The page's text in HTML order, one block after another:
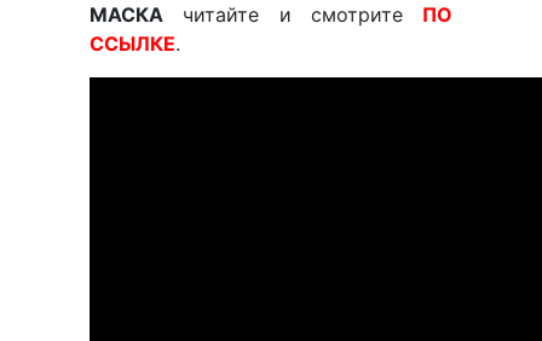
МАСКА читайте и смотрите ПО
ССЫЛКЕ.